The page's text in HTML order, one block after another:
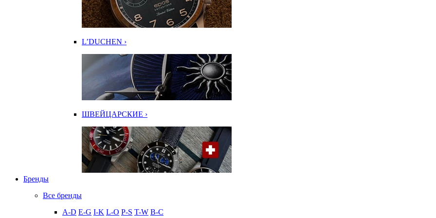
L’DUCHEN ›
ШВЕЙЦАРСКИЕ ›
Бренды
Все бренды
A-D E-G I-K L-O P-S T-W В-С